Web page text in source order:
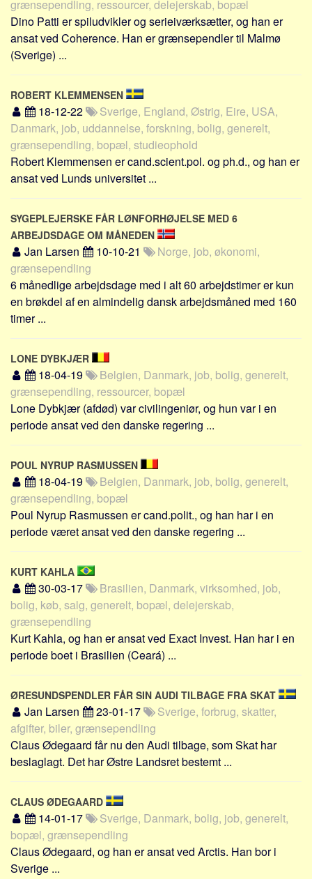
Kilder
Om
Webstedet
Redigering
Tekstannoncer
Bannere
Hjælp
grænsependling, ressourcer, delejerskab, bopæl
Dino Patti er spiludvikler og serieiværksætter, og han er
ansat ved Coherence. Han er grænsependler til Malmø
(Sverige) ...
ROBERT KLEMMENSEN
18-12-22
Sverige, England, Østrig, Eire, USA,
Danmark, job, uddannelse, forskning, bolig, generelt,
grænsependling, bopæl, studieophold
Robert Klemmensen er cand.scient.pol. og ph.d., og han er
ansat ved Lunds universitet ...
SYGEPLEJERSKE FÅR LØNFORHØJELSE MED 6
ARBEJDSDAGE OM MÅNEDEN
Jan Larsen 10-10-21
Norge, job, økonomi,
grænsependling
6 månedlige arbejdsdage med i alt 60 arbejdstimer er kun
en brøkdel af en almindelig dansk arbejdsmåned med 160
timer ...
LONE DYBKJÆR
18-04-19
Belgien, Danmark, job, bolig, generelt,
grænsependling, ressourcer, bopæl
Lone Dybkjær (afdød) var civilingeniør, og hun var i en
periode ansat ved den danske regering ...
POUL NYRUP RASMUSSEN
18-04-19
Belgien, Danmark, job, bolig, generelt,
grænsependling, bopæl
Poul Nyrup Rasmussen er cand.polit., og han har i en
periode været ansat ved den danske regering ...
KURT KAHLA
30-03-17
Brasilien, Danmark, virksomhed, job,
bolig, køb, salg, generelt, bopæl, delejerskab,
grænsependling
Kurt Kahla, og han er ansat ved Exact Invest. Han har i en
periode boet i Brasilien (Ceará) ...
ØRESUNDSPENDLER FÅR SIN AUDI TILBAGE FRA SKAT
Jan Larsen 23-01-17
Sverige, forbrug, skatter,
afgifter, biler, grænsependling
Claus Ødegaard får nu den Audi tilbage, som Skat har
beslaglagt. Det har Østre Landsret bestemt ...
CLAUS ØDEGAARD
14-01-17
Sverige, Danmark, bolig, job, generelt,
bopæl, grænsependling
Claus Ødegaard, og han er ansat ved Arctis. Han bor i
Sverige ...